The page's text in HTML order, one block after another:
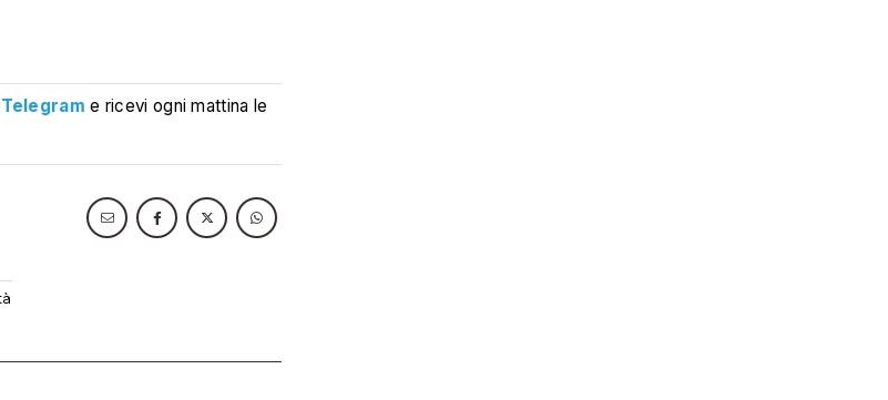
Telegram e ricevi ogni mattina le